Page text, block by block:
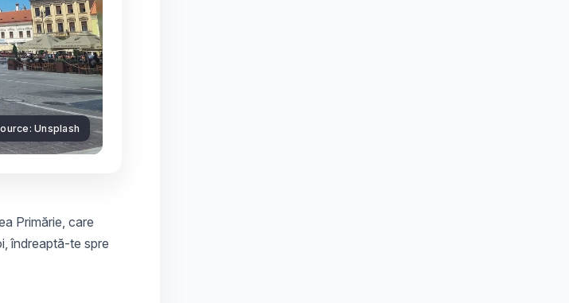
Unsplash
Primărie, care
îndreaptă-te spre